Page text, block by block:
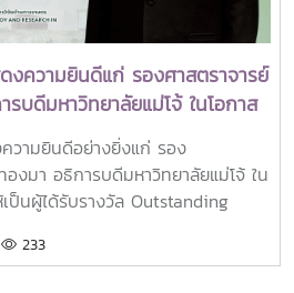
กษา วิจัย และนวัตกรรมอย่างยั่งยืน
ดมิได้
งความยินดีแก่ รองศาสตราจารย์
บดีมหาวิทยาลัยแม่โจ้ ในโอกาส
SEARCA Scholarship
2026
วามยินดีอย่างยิ่งแก่ รอง
งมา อธิการบดีมหาวิทยาลัยแม่โจ้ ใน
ป็นผู้ได้รับรางวัล Outstanding
ฉียงใต้ว่าด้วยบัณฑิตศึกษาและการ
233